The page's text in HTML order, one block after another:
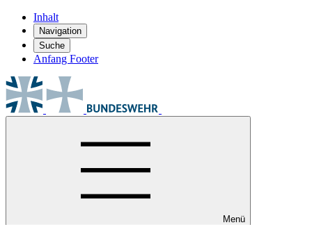
Inhalt
Navigation
Suche
Anfang Footer
Menü